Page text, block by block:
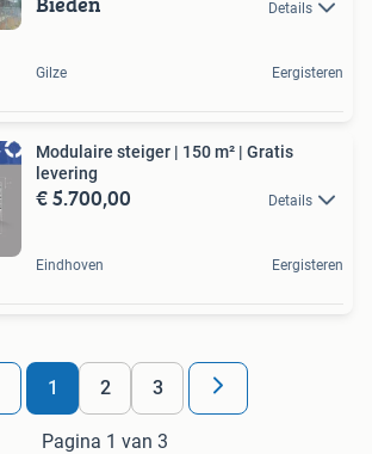
Details
Gilze Eergisteren
Modulaire steiger | 150 m² | Gratis
levering
€ 5.700,00 Details
Eindhoven Eergisteren
1 2 3
Pagina 1 van 3